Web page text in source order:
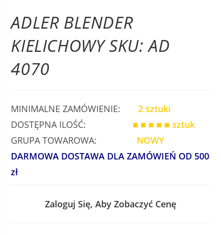
ADLER BLENDER
KIELICHOWY SKU: AD
4070
MINIMALNE ZAMÓWIENIE:2 sztuki
DOSTĘPNA ILOŚĆ: ■ ■ ■ ■ ■ sztuk
GRUPA TOWAROWA: NOWY
DARMOWA DOSTAWA DLA ZAMÓWIEŃ OD 500
zł
Zaloguj Się, Aby Zobaczyć Cenę